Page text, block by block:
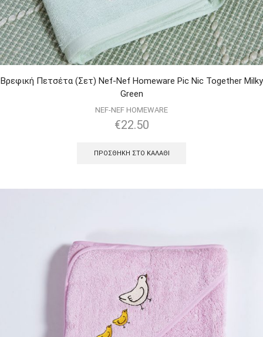
Βρεφική Πετσέτα (Σετ) Nef-Nef Homeware Pic Nic Together Milky
Green
NEF-NEF HOMEWARE
€22.50
ΠΡΟΣΘΉΚΗ ΣΤΟ ΚΑΛΆΘΙ